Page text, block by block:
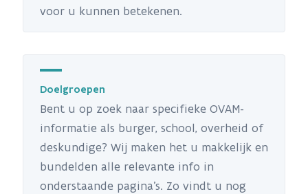
voor u kunnen betekenen.
Doelgroepen
Bent u op zoek naar specifieke OVAM-
informatie als burger, school, overheid of
deskundige? Wij maken het u makkelijk en
bundelden alle relevante info in
onderstaande pagina's. Zo vindt u nog